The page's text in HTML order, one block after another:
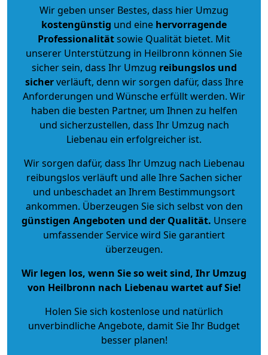
Wir geben unser Bestes, dass hier Umzug
kostengünstig und eine hervorragende
Professionalitätsowie Qualität bietet. Mit
unserer Unterstützung in Heilbronn können Sie
sicher sein, dass Ihr Umzug reibungslos und
sicherverläuft, denn wir sorgen dafür, dass Ihre
Anforderungen und Wünsche erfüllt werden. Wir
haben die besten Partner, um Ihnen zu helfen
und sicherzustellen, dass Ihr Umzug nach
Liebenau ein erfolgreicher ist.
Wir sorgen dafür, dass Ihr Umzug nach Liebenau
reibungslos verläuft und alle Ihre Sachen sicher
und unbeschadet an Ihrem Bestimmungsort
ankommen. Überzeugen Sie sich selbst von den
günstigen Angeboten und der Qualität. Unsere
umfassender Service wird Sie garantiert
überzeugen.
Wir legen los, wenn Sie so weit sind, Ihr Umzug
von Heilbronn nach Liebenau wartet auf Sie!
Holen Sie sich kostenlose und natürlich
unverbindliche Angebote, damit Sie Ihr Budget
besser planen!